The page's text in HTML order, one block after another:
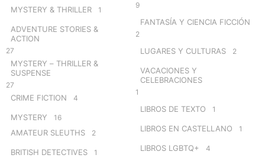
MYSTERY & THRILLER 1
ADVENTURE STORIES &
ACTION
27
MYSTERY – THRILLER &
SUSPENSE
27
CRIME FICTION 4
MYSTERY 16
AMATEUR SLEUTHS 2
BRITISH DETECTIVES 1
9
FANTASÍA Y CIENCIA FICCIÓN
2
LUGARES Y CULTURAS 2
VACACIONES Y
CELEBRACIONES
1
LIBROS DE TEXTO 1
LIBROS EN CASTELLANO 1
LIBROS LGBTQ+ 4